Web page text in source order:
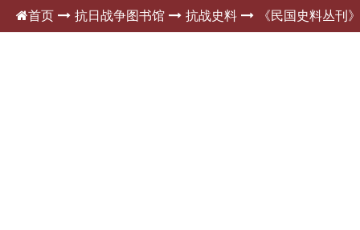
首页 抗日战争图书馆 抗战史料 《民国史料丛刊》